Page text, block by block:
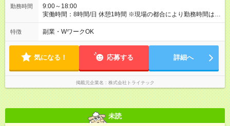
員、前職よりも収入をUPさせています！ 【試用期間】試用期間
あり 試用期間の長さ：6ヶ月 雇用形態、給与は本採用時と同じ
勤務時間
9:00～18:00
実働時間：8時間/日 休憩1時間 ※現場の都合により勤務時間は異
なります。 ※残業は平均で5～10時間ほどと少なめです。 ★ 理
想のワークライフバランスを実現 ★ 年間休日131日、副業OK
事もプライベートも両立できる環境が整っています。
特徴 副業・WワークOK
気になる！ 応募する 詳細へ
掲載元企業名 株式会社トライテック
未読